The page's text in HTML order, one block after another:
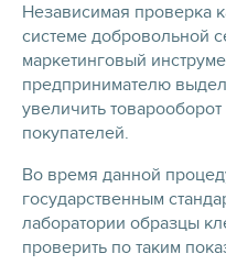
Независимая проверка
системе добровольной
маркетинговый
предпринимателю
увеличить
покупателей.
Во время данной
государственным
лаборатории образцы
проверить по таким